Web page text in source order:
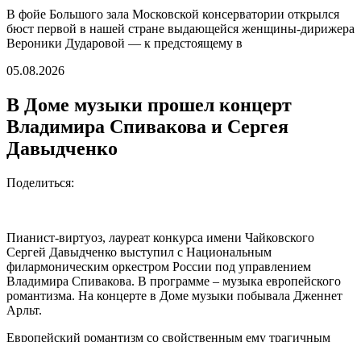
В фойе Большого зала Московской консерватории открылся
бюст первой в нашей стране выдающейся женщины-дирижера
Вероники Дударовой — к предстоящему в
05.08.2026
В Доме музыки прошел концерт
Владимира Спивакова и Сергея
Давыдченко
Поделиться:
Пианист-виртуоз, лауреат конкурса имени Чайковского
Сергей Давыдченко выступил с Национальным
филармоническим оркестром России под управлением
Владимира Спивакова. В программе – музыка европейского
романтизма. На концерте в Доме музыки побывала Дженнет
Арльт.
Европейский романтизм со свойственным ему трагичным